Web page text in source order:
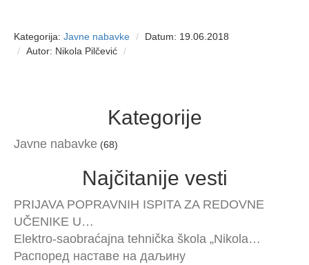
Kategorija: Javne nabavke
Datum: 19.06.2018
Autor: Nikola Pilčević
Kategorije
Javne nabavke (68)
Najčitanije vesti
PRIJAVA POPRAVNIH ISPITA ZA REDOVNE
UČENIKE U…
Elektro-saobraćajna tehnička škola „Nikola…
Распоред наставе на даљину